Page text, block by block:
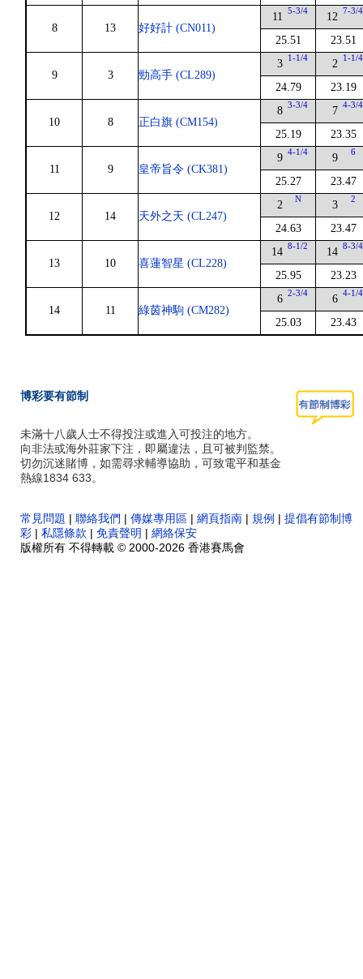
8 13 好好計 (CN011)
11 5-3/4
25.51
12 7-3/4
23.51
9 3 勁高手 (CL289)
3 1-1/4
24.79
2 1-1/4
23.19
10 8 正白旗 (CM154)
8 3-3/4
25.19
7 4-3/4
23.35
11 9 皇帝旨令 (CK381)
9 4-1/4
25.27
9 6
23.47
12 14 天外之天 (CL247)
2 N
24.63
3 2
23.47
13 10 喜蓮智星 (CL228)
14 8-1/2
25.95
14 8-3/4
23.23
14 11 綠茵神駒 (CM282)
6 2-3/4
25.03
6 4-1/4
23.43
博彩要有節制
未滿十八歲人士不得投注或進入可投注的地方。
向非法或海外莊家下注，即屬違法，且可被判監禁。
切勿沉迷賭博，如需尋求輔導協助，可致電平和基金
熱線1834 633。
常見問題 | 聯絡我們 | 傳媒專用區 | 網頁指南 | 規例 | 提倡有節制博
彩 | 私隱條款 | 免責聲明 | 網絡保安
版權所有 不得轉載 © 2000-2026 香港賽馬會